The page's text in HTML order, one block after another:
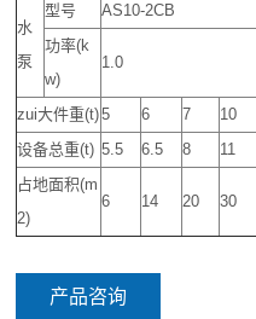
水
泵
型号 AS10-2CB
功率(k
w)
1.0
zui大件重(t)5 6 7 10
设备总重(t) 5.5 6.5 8 11
占地面积(m
2)
6 14 20 30
产品咨询